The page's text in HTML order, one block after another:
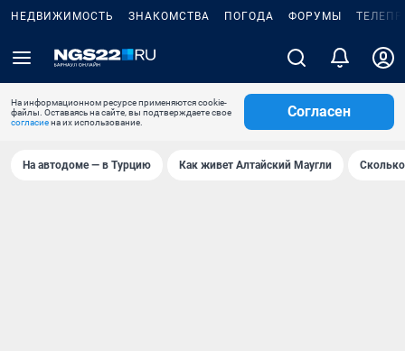
НЕДВИЖИМОСТЬ ЗНАКОМСТВА ПОГОДА ФОРУМЫ
На информационном ресурсе применяются cookie-
файлы. Оставаясь на сайте, вы подтверждаете свое
согласиена их использование.
Согласен
На автодоме — в Турцию Как живет Алтайский Маугли